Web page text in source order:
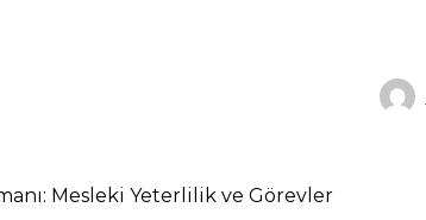
Mesleki Yeterlilik ve Görevler